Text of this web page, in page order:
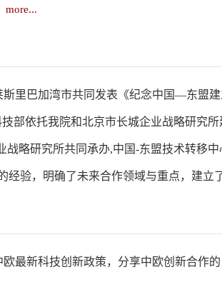
more...
里巴加湾市共同发表《纪念中国—东盟
部依托我院和北京市长城企业战略研究
略研究所共同承办,中国-东盟技术转移
验，明确了未来合作领域与重点，建立
最新科技创新政策，分享中欧创新合作